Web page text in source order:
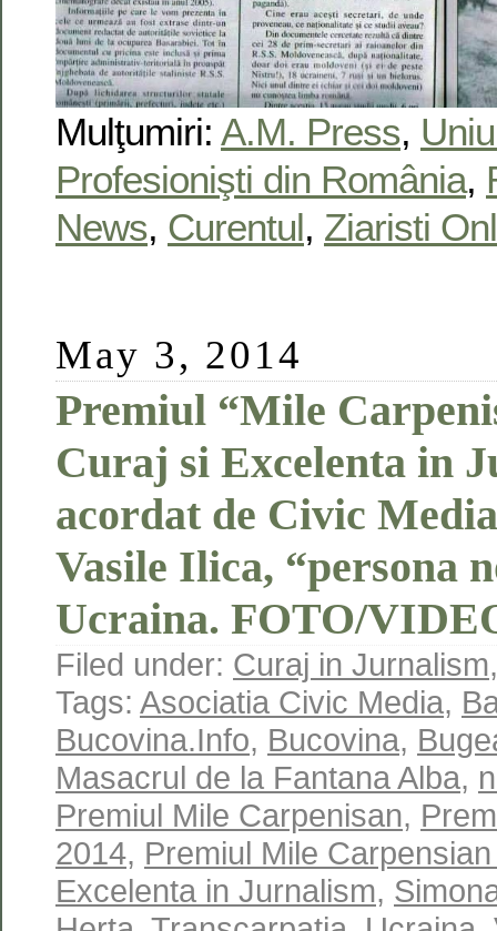
Mulţumiri: A.M. Press,
Profesionişti din România,
News, Curentul, Ziaristi
May 3, 2014
Premiul “Mile
Curaj si Excelenta in
acordat de Civic
Vasile Ilica, “persona
Ucraina. FOTO/
Filed under: Curaj in Jurnalism,
Tags: Asociatia Civic Media,
Bucovina.Info, Bucovina,
Masacrul de la Fantana Alba,
Premiul Mile Carpenisan,
2014, Premiul Mile
Excelenta in Jurnalism,